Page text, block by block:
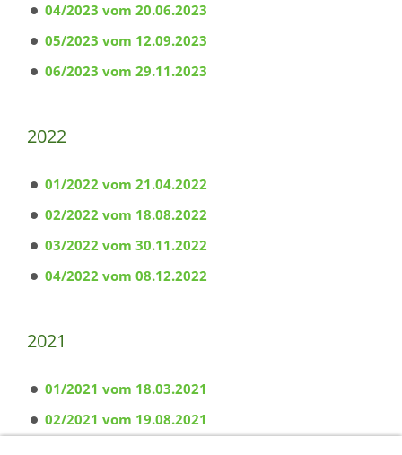
04/2023 vom 20.06.2023
05/2023 vom 12.09.2023
06/2023 vom 29.11.2023
2022
01/2022 vom 21.04.2022
02/2022 vom 18.08.2022
03/2022 vom 30.11.2022
04/2022 vom 08.12.2022
2021
01/2021 vom 18.03.2021
02/2021 vom 19.08.2021